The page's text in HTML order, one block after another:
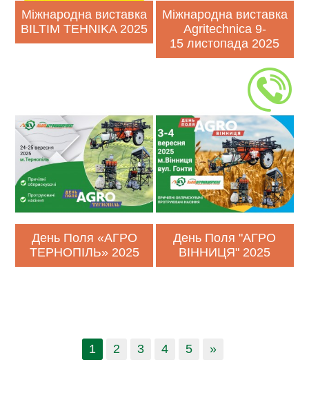
Міжнародна виставка
BILTIM TEHNIKA 2025
Міжнародна виставка
Agrіtechnica 9-
15 листопада 2025
День Поля «АГРО
ТЕРНОПІЛЬ» 2025
День Поля "АГРО
ВІННИЦЯ" 2025
1 2 3 4 5 »